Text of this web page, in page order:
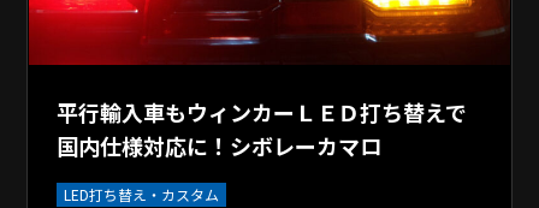
平行輸入車もウィンカーＬＥＤ打ち替えで
国内仕様対応に！シボレーカマロ
LED打ち替え・カスタム